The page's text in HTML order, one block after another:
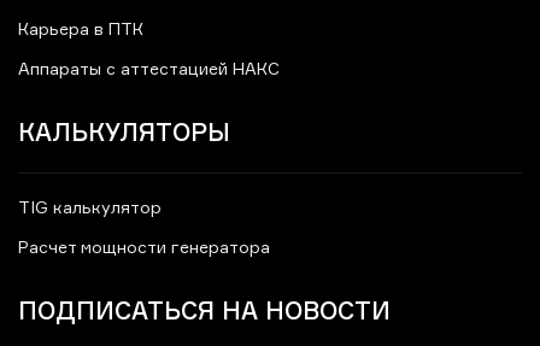
Карьера в ПТК
Аппараты с аттестацией НАКС
КАЛЬКУЛЯТОРЫ
TIG калькулятор
Расчет мощности генератора
ПОДПИСАТЬСЯ НА НОВОСТИ